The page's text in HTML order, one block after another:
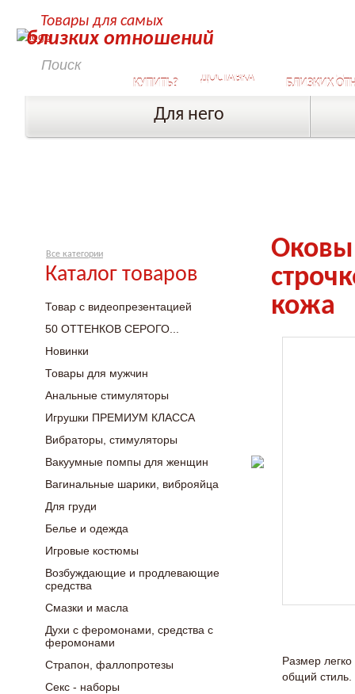
Товары для самых
близких отношений
КУПИТЬ?
ДОСТАВКА
СЕКРЕТЫ
БЛИЗКИХ
Для него
Все категории
Каталог товаров
Товар с видеопрезентацией
50 ОТТЕНКОВ СЕРОГО...
Новинки
Товары для мужчин
Анальные стимуляторы
Игрушки ПРЕМИУМ КЛАССА
Вибраторы, стимуляторы
Вакуумные помпы для женщин
Вагинальные шарики, виброяйца
Для груди
Белье и одежда
Игровые костюмы
Возбуждающие и продлевающие
средства
Смазки и масла
Духи с феромонами, средства с
феромонами
Страпон, фаллопротезы
Секс - наборы
Оковы
кожа
Размер
общий стиль.